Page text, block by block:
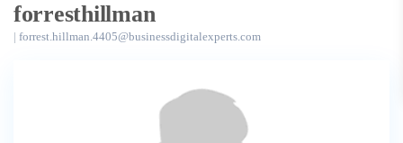
forresthillman
| forrest.hillman.4405@businessdigitalexperts.com